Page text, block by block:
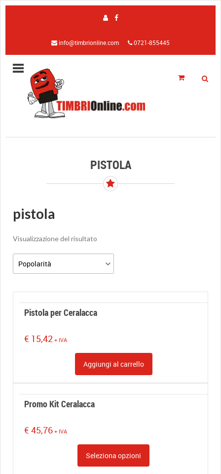
info@timbrionline.com 0721-855445
PISTOLA
pistola
Visualizzazione del risultato
Pistola per Ceralacca
€ 15,42 + IVA
Aggiungi al carrello
Promo Kit Ceralacca
€ 45,76 + IVA
Seleziona opzioni